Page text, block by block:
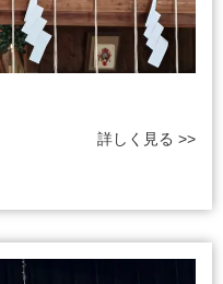
詳しく見る >>